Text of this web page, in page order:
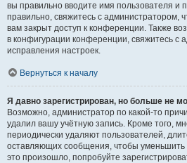
вы правильно вводите имя пользователя и
правильно, свяжитесь с администратором,
вам закрыт доступ к конференции. Также
в конфигурации конференции, свяжитесь с
исправления настроек.
Вернуться к началу
Я давно зарегистрирован, но больше не
Возможно, администратор по какой-то
удалил вашу учётную запись. Кроме того,
периодически удаляют пользователей,
оставляющих сообщения, чтобы
это произошло, попробуйте